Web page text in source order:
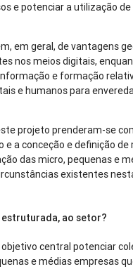
e potenciar a utilização
em geral, de vantagens
nos meios digitais,
e formação
e humanos para
projeto prenderam-se
a conceção e definição de
das micro, pequenas e
existentes
ao setor?
central potenciar
e médias empresas